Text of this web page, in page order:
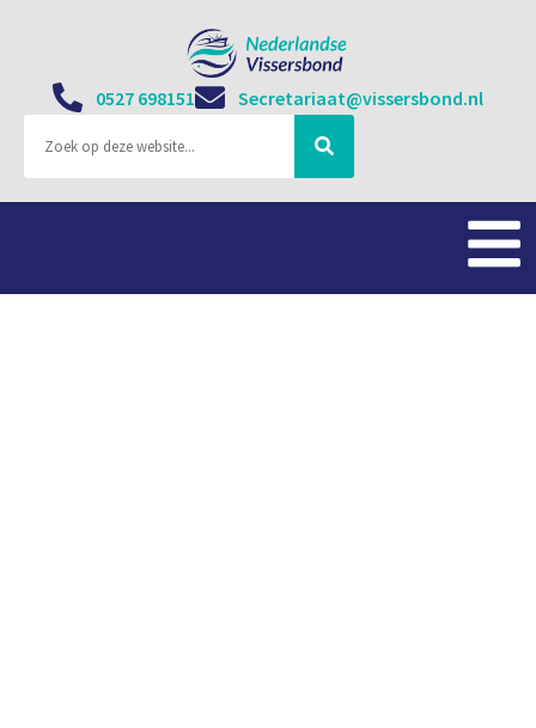
0527 698151 Secretariaat@vissersbond.nl